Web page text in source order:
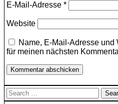
E-Mail-Adresse *
Website
Name, E-Mail-Adresse
für meinen nächsten
Search
for: